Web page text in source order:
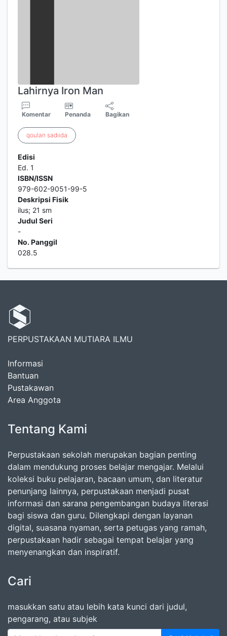
Lahirnya Iron Man
Komentar Penanda Bagikan
qoulan sadiida
Edisi
Ed. 1
ISBN/ISSN
979-602-9051-99-5
Deskripsi Fisik
ilus; 21 sm
Judul Seri
-
No. Panggil
028.5
PERPUSTAKAAN MUTIARA ILMU
Informasi
Bantuan
Pustakawan
Area Anggota
Tentang Kami
Perpustakaan sekolah merupakan bagian penting
dalam mendukung proses belajar mengajar. Melalui
koleksi buku pelajaran, bacaan umum, dan literatur
penunjang lainnya, perpustakaan menjadi pusat
informasi dan sarana pengembangan budaya literasi
bagi siswa dan guru. Dilengkapi dengan layanan
digital, suasana nyaman, serta petugas yang ramah,
perpustakaan hadir sebagai tempat belajar yang
menyenangkan dan inspiratif.
Cari
masukkan satu atau lebih kata kunci dari judul,
pengarang, atau subjek